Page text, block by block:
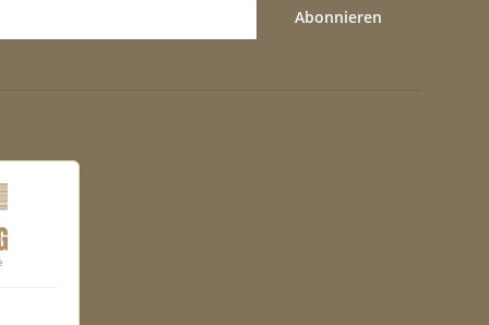
Abonnieren